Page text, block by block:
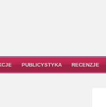
PUBLICYSTYKA RECENZJE